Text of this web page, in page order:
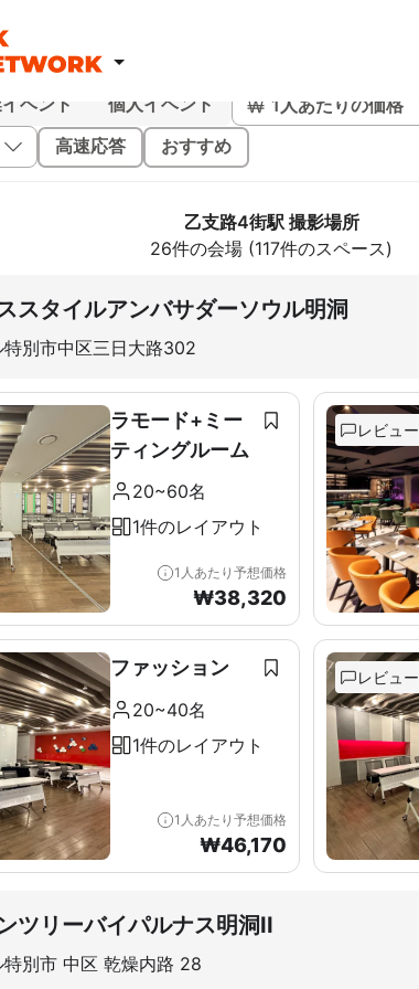
ベント 個人イベント 1人あたりの価格
高速応答 おすすめ
乙支路4街駅 撮影場所
26件の会場 (117件のスペース)
スタイルアンバサダーソウル明洞
特別市中区三日大路302
ラモード+ミー
ティングルーム
20~60名
1件のレイアウト
1人あたり予想価格
₩38,320
レビュー
ファッション
20~40名
1件のレイアウト
1人あたり予想価格
₩46,170
レビュー
ツリーバイパルナス明洞II
特別市 中区 乾燥内路 28